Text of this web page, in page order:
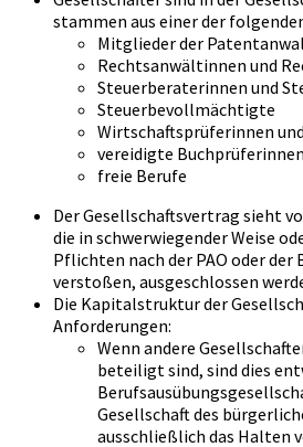
stammen aus einer der
Mitglieder der
Rechtsanwältinnen und
Steuerberaterinnen und
Steuerbevollmächtigte
Wirtschaftsprüferinnen
vereidigte
freie Berufe
Der Gesellschaftsvertrag sieht
die in schwerwiegender Weise
Pflichten nach der PAO oder der
verstoßen, ausgeschlossen
Die Kapitalstruktur der
Anforderungen:
Wenn andere
beteiligt sind, sind dies
Gesellschaft des
ausschließlich das Halten